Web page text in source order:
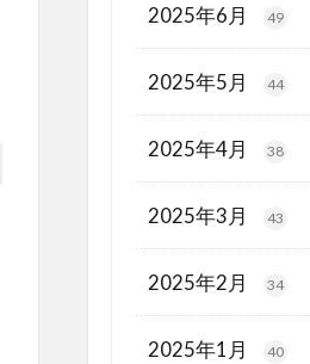
2025年6月 49
2025年5月 44
2025年4月 38
2025年3月 43
2025年2月 34
2025年1月 40